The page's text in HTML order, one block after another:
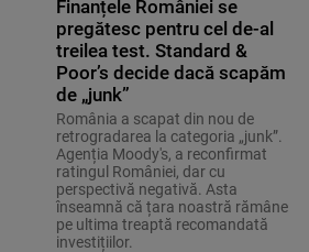
Finanțele României se
pregătesc pentru cel de-al
treilea test. Standard &
Poor’s decide dacă scapăm
de „junk”
România a scapat din nou de
retrogradarea la categoria „junk”.
Agenția Moody's, a reconfirmat
ratingul României, dar cu
perspectivă negativă. Asta
înseamnă că țara noastră rămâne
pe ultima treaptă recomandată
investițiilor.